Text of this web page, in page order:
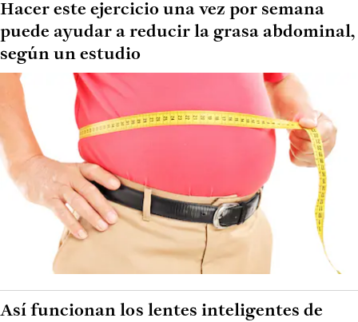
Hacer este ejercicio una vez por semana
puede ayudar a reducir la grasa abdominal,
según un estudio
Así funcionan los lentes inteligentes de